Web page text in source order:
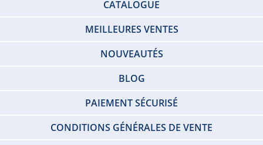
CATALOGUE
MEILLEURES VENTES
NOUVEAUTÉS
BLOG
PAIEMENT SÉCURISÉ
CONDITIONS GÉNÉRALES DE VENTE